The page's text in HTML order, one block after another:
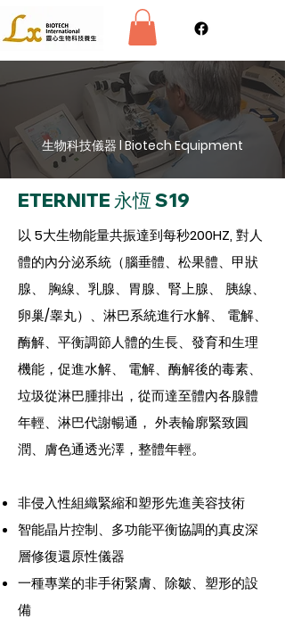
生物科技儀器 l Biotech Equipment
ETERNITE 永恆 S19
以 5大生物能量共振達到每秒200HZ, 對人
體的內分泌系統（腦垂體、松果體、甲狀
腺、 胸線、乳腺、胃腺、腎上腺、 胰線、
卵巢/睾丸）、淋巴系統進行水解、 電解、
酶解、平衡調節人體的生長、發育和生理
機能，促進水解、 電解、酶解後的毒素、
垃圾從淋巴腫排出，從而達至體內各腺體
年輕、淋巴代謝暢通， 外表輪廓緊致圓
潤、膚色通透光澤，整體年輕。
非侵入性組織緊縮和塑形先進美容技術
智能晶片控制、多功能平衡協調的真皮深
層修復還原性儀器
一種專業的非手術緊膚、除皺、塑形的設
備